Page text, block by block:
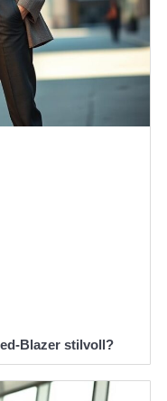
Blazer stilvoll?